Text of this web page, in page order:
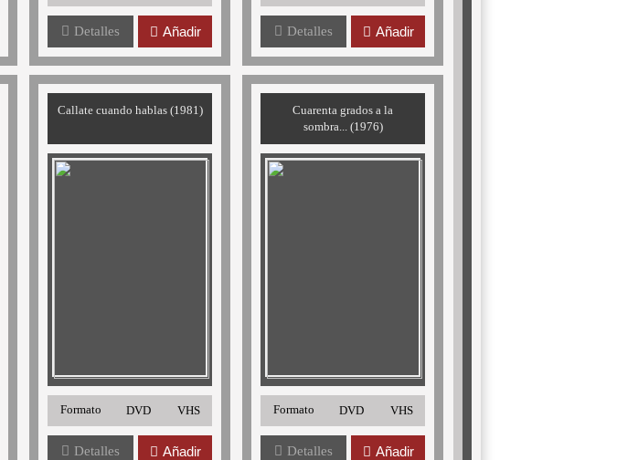
Detalles Añadir Detalles Añadir
Callate cuando hablas (1981)
Formato DVD VHS
Detalles Añadir
Cuarenta grados a la
sombra... (1976)
Formato DVD VHS
Detalles Añadir